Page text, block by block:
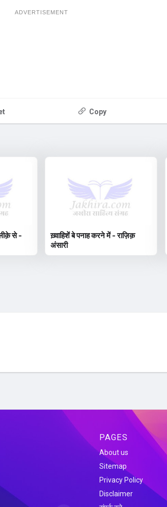
ADVERTISEMENT
Copy
से -
ख़्वाहिशें बे पनाह करने में - राज़िक़
अंसारी
PAGES
About us
Sitemap
Privacy Policy
Disclaimer